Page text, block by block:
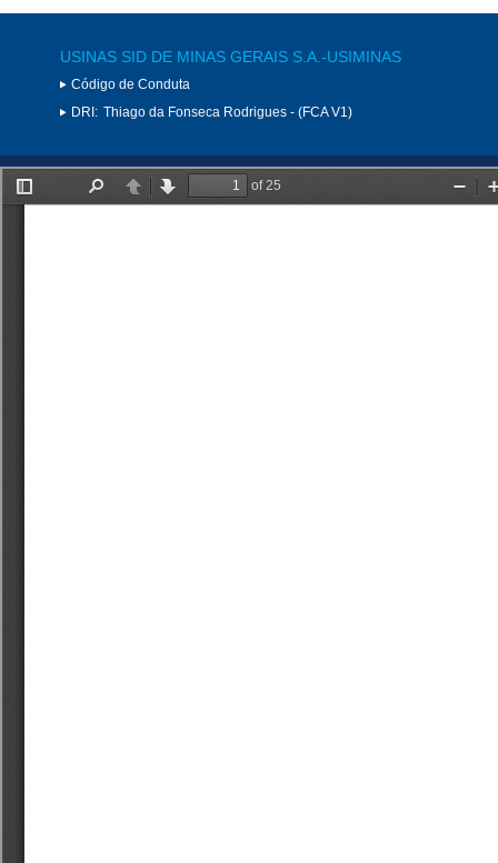
USINAS SID DE MINAS GERAIS S.A.-USIMINAS
Código de Conduta
DRI: Thiago da Fonseca Rodrigues - (FCA V1)